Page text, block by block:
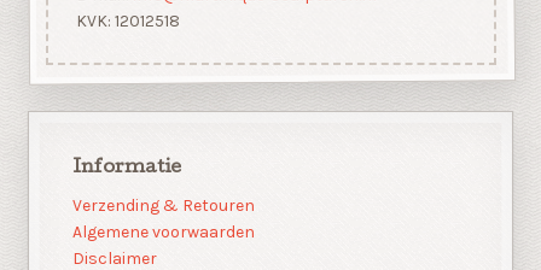
KVK: 12012518
Informatie
Verzending & Retouren
Algemene voorwaarden
Disclaimer